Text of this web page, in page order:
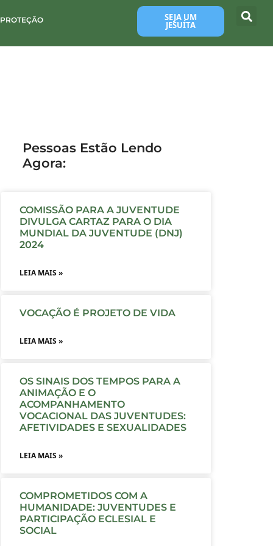
SEJA UM
JESUÍTA
Pessoas Estão Lendo
Agora:
COMISSÃO PARA A JUVENTUDE
DIVULGA CARTAZ PARA O DIA
MUNDIAL DA JUVENTUDE (DNJ)
2024
LEIA MAIS »
VOCAÇÃO É PROJETO DE VIDA
LEIA MAIS »
OS SINAIS DOS TEMPOS PARA A
ANIMAÇÃO E O
ACOMPANHAMENTO
VOCACIONAL DAS JUVENTUDES:
AFETIVIDADES E SEXUALIDADES
LEIA MAIS »
COMPROMETIDOS COM A
HUMANIDADE: JUVENTUDES E
PARTICIPAÇÃO ECLESIAL E
SOCIAL